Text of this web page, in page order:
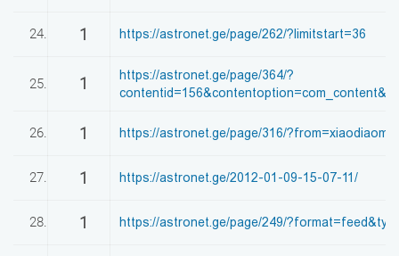
24. 1 https://astronet.ge/page/262/?limitstart=36
25. 1
https://astronet.ge/page/364/?
26. 1 https://astronet.ge/page/316/
27. 1 https://astronet.ge/2012-01-09-15-07-11/
28. 1 https://astronet.ge/page/249/